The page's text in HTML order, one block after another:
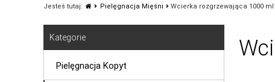
Jesteś tutaj: Pielęgnacja Mięśni Wcierka rozgrzewająca 1000 ml
Kategorie
Pielęgnacja Kopyt